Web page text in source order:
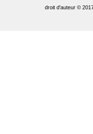
droit d'auteur ©